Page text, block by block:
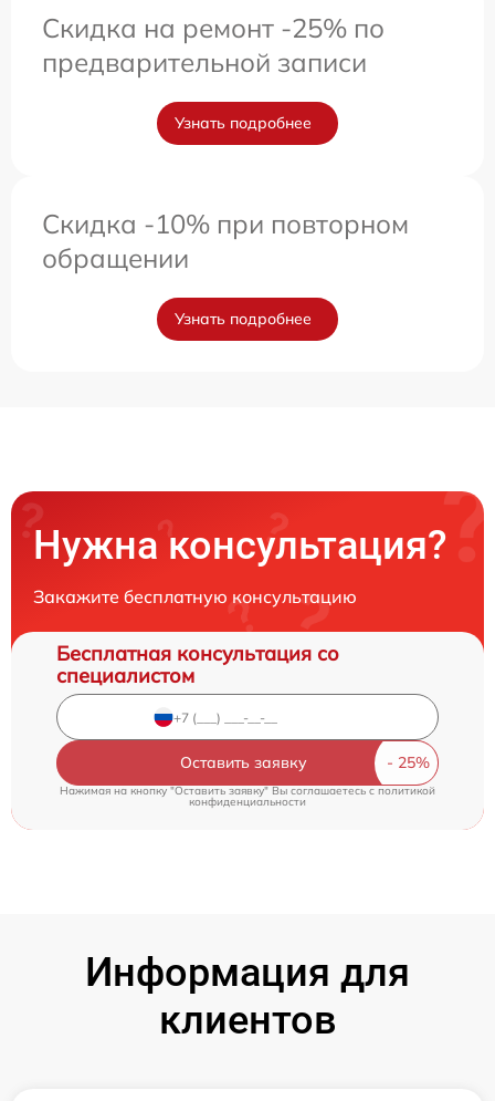
Скидка на ремонт -25% по
предварительной записи
Узнать подробнее
Скидка -10% при повторном
обращении
Узнать подробнее
Нужна консультация?
Закажите бесплатную консультацию
Бесплатная консультация со
специалистом
Оставить заявку
Нажимая на кнопку "Оставить заявку" Вы соглашаетесь c политикой
конфиденциальности
Информация для
клиентов